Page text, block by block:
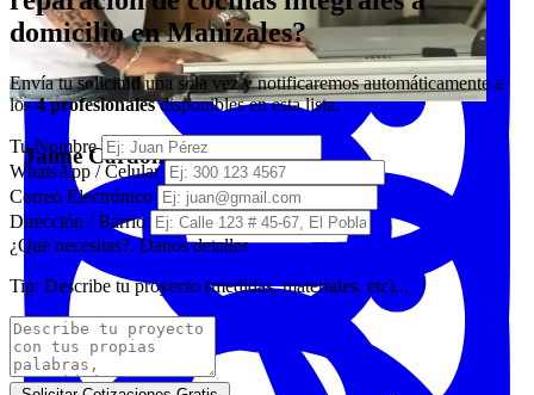
Jaime Cardona
domicilio en Manizales?
Envía tu solicitud una sola vez y notificaremos automáticamente a
los4 profesionalesdisponibles en esta lista.
Tu Nombre
WhatsApp / Celular
Correo Electrónico
Dirección / Barrio
¿Qué necesitas?. Danos detalles
Tip: Describe tu proyecto (medidas, materiales, etc)...